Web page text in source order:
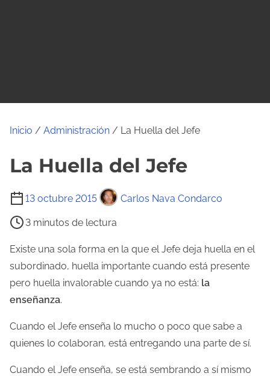
Inicio / Administración / La Huella del Jefe
La Huella del Jefe
13 octubre 2015 Carlos Nava Condarco
T
e
m
p
o
d
l
e
c
3 minutos de lectura
Existe una sola forma en la que el Jefe deja huella en el
subordinado, huella importante cuando está presente
pero huella invalorable cuando ya no está: la
enseñanza.
Cuando el Jefe enseña lo mucho o poco que sabe a
quienes lo colaboran, está entregando una parte de sí.
Cuando el Jefe enseña, se está sembrando a sí mismo